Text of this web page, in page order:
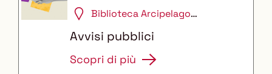
Biblioteca Arcipelago
Avvisi pubblici
Scopri di più